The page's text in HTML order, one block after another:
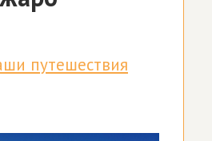
путешествия